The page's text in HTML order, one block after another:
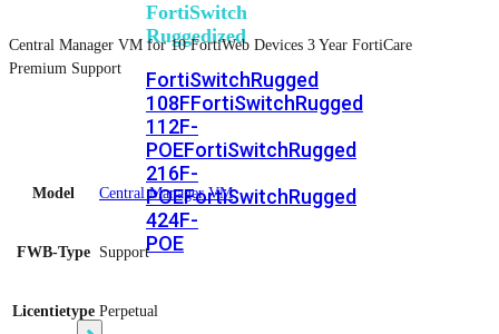
FortiSwitch
Ruggedized
FortiSwitchRugged
108FFortiSwitchRugged
112F-
POEFortiSwitchRugged
216F-
POEFortiSwitchRugged
424F-
POE
WiFi
Central Manager VM for 10 FortiWeb Devices 3 Year FortiCare
Premium Support
Model Central Manager VM
FWB-Type Support
Licentietype Perpetual